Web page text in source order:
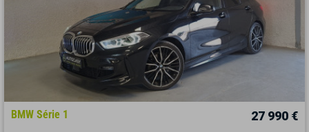
BMW Série 1 27 990 €